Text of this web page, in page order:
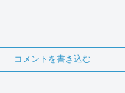
コメントを書き込む